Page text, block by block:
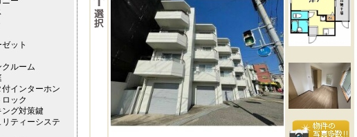
ット
クルーム
付インターホン
ック
ング対策鍵
リティーシステ